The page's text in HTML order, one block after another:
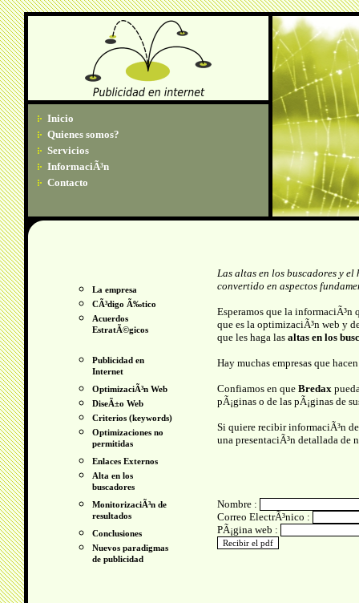
Inicio
Quienes somos?
Servicios
InformaciÃ³n
Contacto
La empresa
CÃ³digo Ã‰tico
Acuerdos
EstratÃ©gicos
Publicidad en
Internet
OptimizaciÃ³n Web
DiseÃ±o Web
Criterios (keywords)
Optimizaciones no
permitidas
Enlaces Externos
Alta en los
buscadores
MonitorizaciÃ³n de
resultados
Conclusiones
Nuevos paradigmas
de publicidad
Las altas en los buscadores y
convertido en aspectos
Esperamos que la informaciÃ³n
que es la optimizaciÃ³n web y
que les haga las altas en los
Hay muchas empresas que
Confiamos en que Bredax
pÃ¡ginas o de las pÃ¡ginas de
Si quiere recibir informaciÃ³n
una presentaciÃ³n detallada de
Nombre :
Correo ElectrÃ³nico :
PÃ¡gina web :